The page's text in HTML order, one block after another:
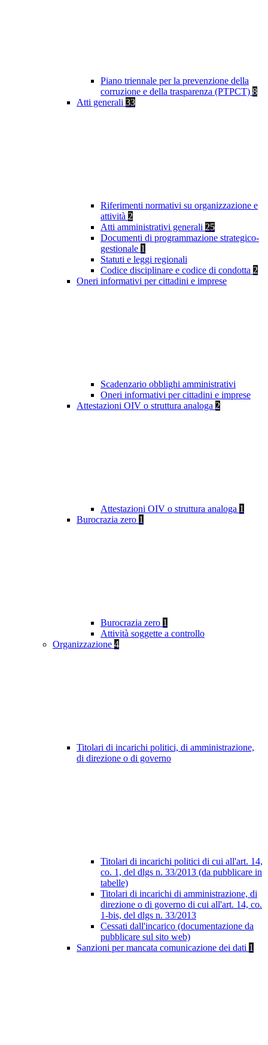
Piano triennale per la prevenzione della
corruzione e della trasparenza (PTPCT) 8
Atti generali 33
Riferimenti normativi su organizzazione e
attività 2
Atti amministrativi generali 25
Documenti di programmazione strategico-
gestionale 1
Statuti e leggi regionali
Codice disciplinare e codice di condotta 2
Oneri informativi per cittadini e imprese
Scadenzario obblighi amministrativi
Oneri informativi per cittadini e imprese
Attestazioni OIV o struttura analoga 2
Attestazioni OIV o struttura analoga 1
Burocrazia zero 1
Burocrazia zero 1
Attività soggette a controllo
Organizzazione 4
Titolari di incarichi politici, di amministrazione,
di direzione o di governo
Titolari di incarichi politici di cui all'art. 14,
co. 1, del dlgs n. 33/2013 (da pubblicare in
tabelle)
Titolari di incarichi di amministrazione, di
direzione o di governo di cui all'art. 14, co.
1-bis, del dlgs n. 33/2013
Cessati dall'incarico (documentazione da
pubblicare sul sito web)
Sanzioni per mancata comunicazione dei dati 1